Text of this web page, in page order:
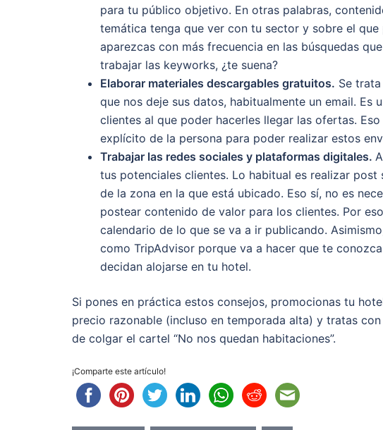
para tu público objetivo. En otras palabras,
temática tenga que ver con tu sector y sobre el
aparezcas con más frecuencia en las búsquedas
trabajar las keyworks, ¿te suena?
Elaborar materiales descargables gratuitos. Se
que nos deje sus datos, habitualmente un email. Es
clientes al que poder hacerles llegar las ofertas.
explícito de la persona para poder realizar estos
Trabajar las redes sociales y plataformas digitales.
tus potenciales clientes. Lo habitual es realizar
de la zona en la que está ubicado. Eso sí, no es
postear contenido de valor para los clientes. Por
calendario de lo que se va a ir publicando.
como TripAdvisor porque va a hacer que te
decidan alojarse en tu hotel.
Si pones en práctica estos consejos, promocionas tu
precio razonable (incluso en temporada alta) y tratas
de colgar el cartel “No nos quedan habitaciones”.
¡Comparte este artículo!